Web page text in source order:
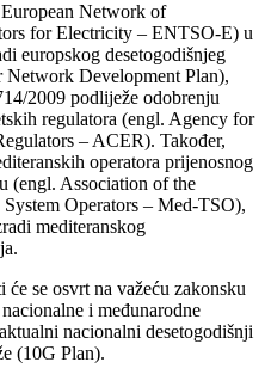
Network of
for Electricity – ENTSO-E) u
europskog desetogodišnjeg
Network Development Plan),
2009 podliježe odobrenju
regulatora (engl. Agency for
– ACER). Također,
operatora prijenosnog
(engl. Association of the
Operators – Med-TSO),
mediteranskog
se osvrt na važeću zakonsku
i međunarodne
nacionalni desetogodišnji
(10G Plan).